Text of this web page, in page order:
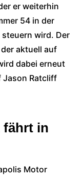
er weiterhin
54 in der
steuern wird. Der
aktuell auf
dabei erneut
Jason Ratcliff
fährt in
Motor